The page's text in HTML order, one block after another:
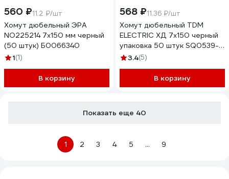
560 ₽11.2 ₽/шт
Хомут дюбельный ЭРА
NO225214 7x150 мм черный
(50 штук) Б0066340
1(1)
В корзину
568 ₽11.36 ₽/шт
Хомут дюбельный TDM
ELECTRIC ХД 7х150 черный
упаковка 50 штук SQ0539-
0022
3.4(5)
В корзину
Показать еще 40
1 2 3 4 5 ... 9